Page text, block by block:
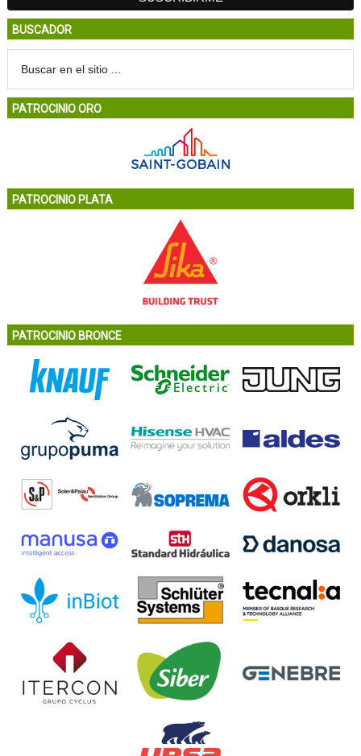
BUSCADOR
PATROCINIO ORO
PATROCINIO PLATA
PATROCINIO BRONCE